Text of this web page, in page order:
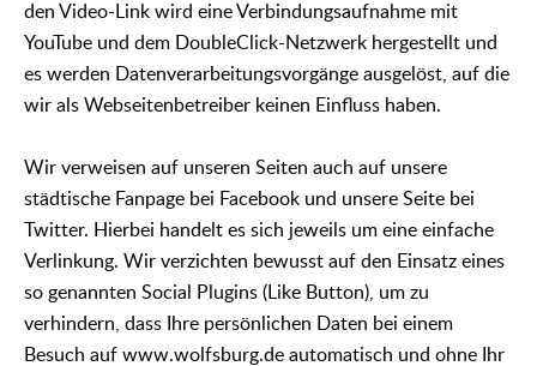
den Video-Link wird eine Verbindungsaufnahme mit
YouTube und dem DoubleClick-Netzwerk hergestellt und
es werden Datenverarbeitungsvorgänge ausgelöst, auf die
wir als Webseitenbetreiber keinen Einfluss haben.
Wir verweisen auf unseren Seiten auch auf unsere
städtische Fanpage bei Facebook und unsere Seite bei
Twitter. Hierbei handelt es sich jeweils um eine einfache
Verlinkung. Wir verzichten bewusst auf den Einsatz eines
so genannten Social Plugins (Like Button), um zu
verhindern, dass Ihre persönlichen Daten bei einem
Besuch auf www.wolfsburg.de automatisch und ohne Ihr